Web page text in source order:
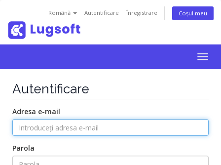
Română Autentificare Înregistrare Coșul meu
Autentificare
Adresa e-mail
Parola